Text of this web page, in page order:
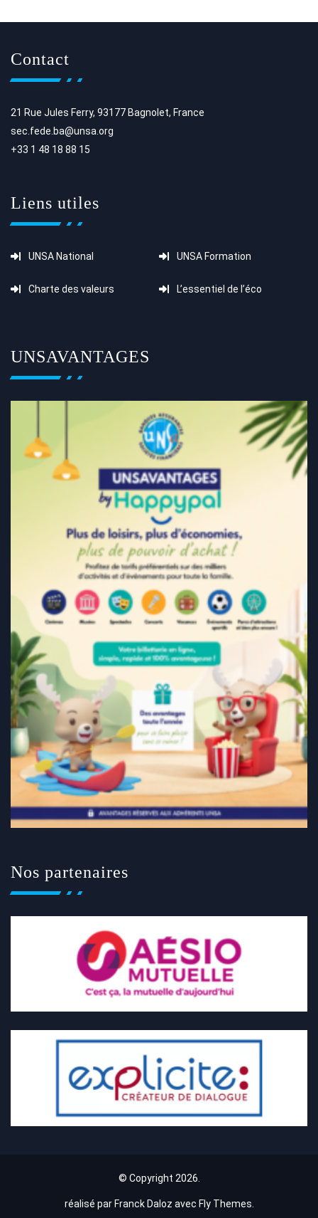
Contact
21 Rue Jules Ferry, 93177 Bagnolet, France
sec.fede.ba@unsa.org
+33 1 48 18 88 15
Liens utiles
UNSA National UNSA Formation
Charte des valeurs L’essentiel de l’éco
UNSAVANTAGES
Nos partenaires
© Copyright 2026.
réalisé par Franck Daloz avec Fly Themes